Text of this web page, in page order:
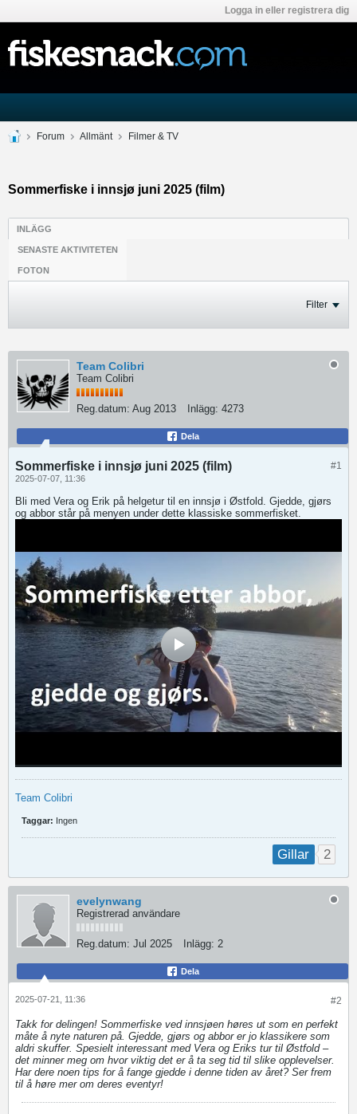
Logga in eller registrera dig
Forum Allmänt Filmer & TV
Sommerfiske i innsjø juni 2025 (film)
INLÄGG
SENASTE AKTIVITETEN
FOTON
Filter
Team Colibri
Team Colibri
Reg.datum: Aug 2013 Inlägg: 4273
Dela
#1
Sommerfiske i innsjø juni 2025 (film)
2025-07-07, 11:36
Bli med Vera og Erik på helgetur til en innsjø i Østfold. Gjedde, gjørs
og abbor står på menyen under dette klassiske sommerfisket.
Team Colibri
Taggar: Ingen
Gillar 2
evelynwang
Registrerad användare
Reg.datum: Jul 2025 Inlägg: 2
Dela
#2
2025-07-21, 11:36
Takk for delingen! Sommerfiske ved innsjøen høres ut som en perfekt
måte å nyte naturen på. Gjedde, gjørs og abbor er jo klassikere som
aldri skuffer. Spesielt interessant med Vera og Eriks tur til Østfold –
det minner meg om hvor viktig det er å ta seg tid til slike opplevelser.
Har dere noen tips for å fange gjedde i denne tiden av året? Ser frem
til å høre mer om deres eventyr!